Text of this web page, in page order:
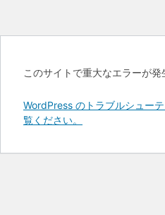
このサイトで重大なエラーが発
WordPress のトラブルシュー
覧ください。